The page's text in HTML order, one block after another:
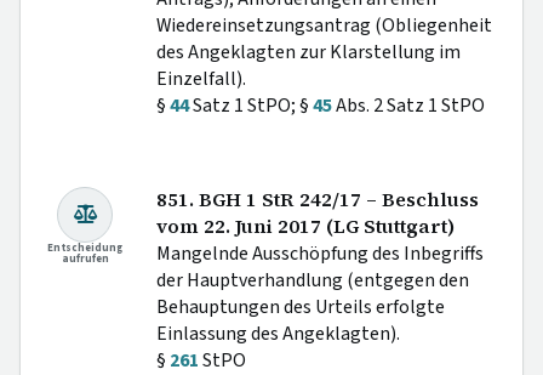
Wiedereinsetzungsantrag (Obliegenheit
des Angeklagten zur Klarstellung im
Einzelfall).
§44Satz 1 StPO; §45Abs. 2 Satz 1 StPO
Entscheidung
aufrufen
851. BGH 1 StR 242/17 – Beschluss
vom 22. Juni 2017 (LG Stuttgart)
Mangelnde Ausschöpfung des Inbegriffs
der Hauptverhandlung (entgegen den
Behauptungen des Urteils erfolgte
Einlassung des Angeklagten).
§ 261StPO